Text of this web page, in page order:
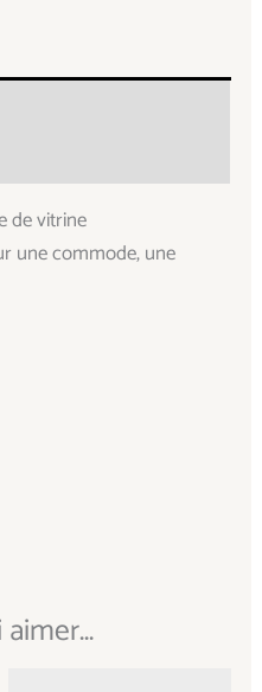
de vitrine
une commode, une